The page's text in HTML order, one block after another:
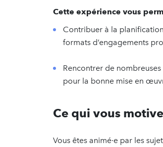
Cette expérience vous
Contribuer à la
formats d’engagements
Rencontrer de
pour la bonne mise en
Ce qui vous motive
Vous êtes animé·e par les